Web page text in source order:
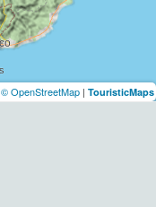
© OpenStreetMap | TouristicMaps